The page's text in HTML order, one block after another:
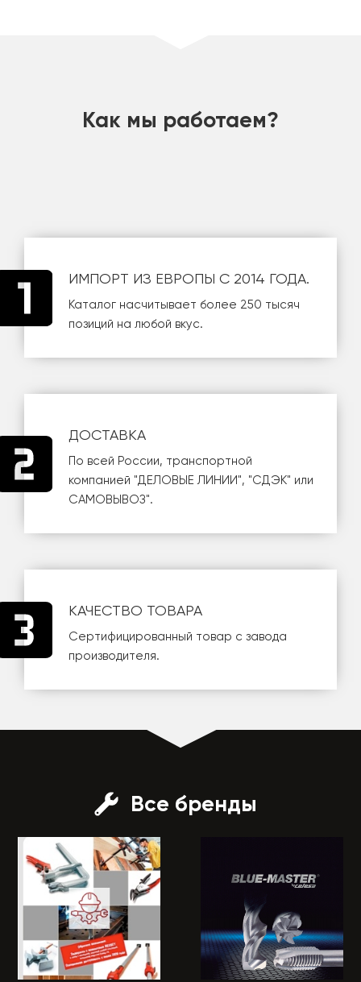
Как мы работаем?
ИМПОРТ ИЗ ЕВРОПЫ С 2014 ГОДА.
Каталог насчитывает более 250 тысяч
позиций на любой вкус.
ДОСТАВКА
По всей России, транспортной
компанией "ДЕЛОВЫЕ ЛИНИИ", "СДЭК" или
САМОВЫВОЗ".
КАЧЕСТВО ТОВАРА
Сертифицированный товар с завода
производителя.
Все бренды